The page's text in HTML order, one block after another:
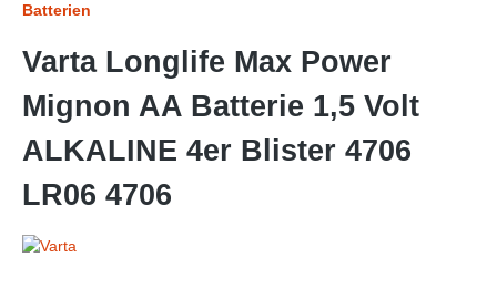
Batterien
Varta Longlife Max Power
Mignon AA Batterie 1,5 Volt
ALKALINE 4er Blister 4706
LR06 4706